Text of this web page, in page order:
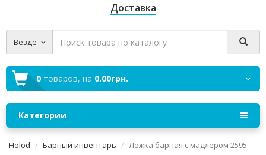
Доставка
Везде
0 товаров, на 0.00грн.
Категории
Holod Барный инвентарь Ложка барная с мадлером 2595